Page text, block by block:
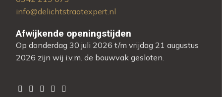
info@delichtstraatexpert.nl
Afwijkende openingstijden
Op donderdag 30 juli 2026 t/m vrijdag 21 augustus
2026 zijn wij i.v.m. de bouwvak gesloten.